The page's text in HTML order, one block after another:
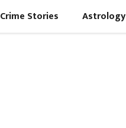
Crime Stories Astrology